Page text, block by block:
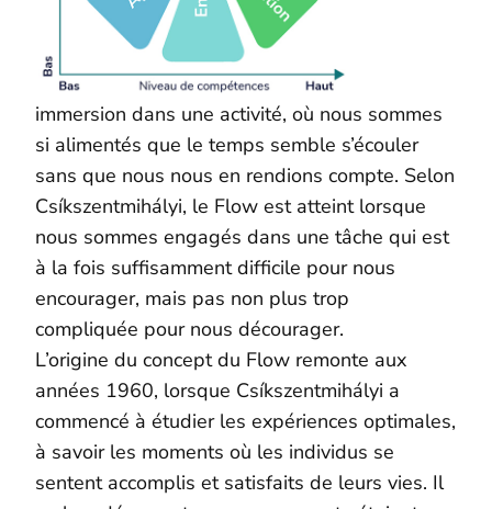
immersion dans une activité, où nous sommes
si alimentés que le temps semble s’écouler
sans que nous nous en rendions compte. Selon
Csíkszentmihályi, le Flow est atteint lorsque
nous sommes engagés dans une tâche qui est
à la fois suffisamment difficile pour nous
encourager, mais pas non plus trop
compliquée pour nous décourager.
L’origine du concept du Flow remonte aux
années 1960, lorsque Csíkszentmihályi a
commencé à étudier les expériences optimales,
à savoir les moments où les individus se
sentent accomplis et satisfaits de leurs vies. Il